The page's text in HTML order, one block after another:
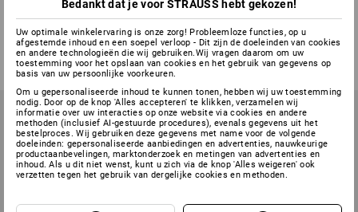
Brother TZe-tapes, 18 mm
1 kleur
v.a. € 17,65
(incl. BTW) v.a. 5 stuks
Brother TZe-tapes, 24 mm
1 kleur
v.a. € 20,80
(incl. BTW) v.a. 5 stuks
Bedankt dat je voor STRAUSS hebt gekozen!
Uw optimale winkelervaring is onze zorg! Probleemloze functies, op u
afgestemde inhoud en een soepel verloop - Dit zijn de doeleinden van cookies
en andere technologieën die wij gebruiken.Wij vragen daarom om uw
toestemming voor het opslaan van cookies en het gebruik van gegevens op
basis van uw persoonlijke voorkeuren.
Om u gepersonaliseerde inhoud te kunnen tonen, hebben wij uw toestemming
nodig. Door op de knop 'Alles accepteren' te klikken, verzamelen wij
informatie over uw interacties op onze website via cookies en andere
methoden (inclusief AI-gestuurde procedures), evenals gegevens uit het
bestelproces. Wij gebruiken deze gegevens met name voor de volgende
doeleinden: gepersonaliseerde aanbiedingen en advertenties, nauwkeurige
productaanbevelingen, marktonderzoek en metingen van advertenties en
inhoud. Als u dit niet wenst, kunt u zich via de knop 'Alles weigeren' ook
verzetten tegen het gebruik van dergelijke cookies en methoden.